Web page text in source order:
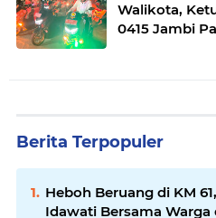
Walikota,
0415 Jambi
Berita Terpopuler
Heboh Beruang di KM
Idawati Bersama Warga